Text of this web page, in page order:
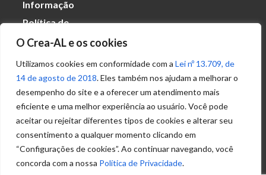
O Crea-AL e os cookies
Utilizamos cookies em conformidade com a Lei nº 13.709, de
14 de agosto de 2018. Eles também nos ajudam a melhorar o
desempenho do site e a oferecer um atendimento mais
eficiente e uma melhor experiência ao usuário. Você pode
aceitar ou rejeitar diferentes tipos de cookies e alterar seu
consentimento a qualquer momento clicando em
“Configurações de cookies”. Ao continuar navegando, você
concorda com a nossa Política de Privacidade.
Informação
Política de
Dados
Ouvidoria
(82) 2123 0864
ouvidoria@crea-al.org.br
Fale Conosco
(82) 2123 0866